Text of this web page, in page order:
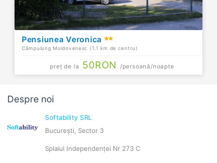
Pensiunea Veronica
Câmpulung Moldovenesc (1.1 km de centru)
preț de la 50RON /persoană/noapte
Despre noi
Softability SRL
București, Sector 3
Splaiul Independenței Nr 273 C